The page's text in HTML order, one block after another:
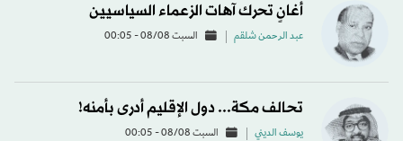
أغانٍ تحرك آهات الزعماء السياسيين
عبد الرحمن شلقم السبت 08/08 - 00:05
تحالف مكة... دول الإقليم أدرى بأمنه!
يوسف الديني السبت 08/08 - 00:05